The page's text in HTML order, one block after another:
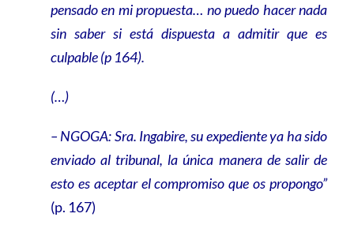
pensado en mi propuesta… no puedo hacer nada
sin saber si está dispuesta a admitir que es
culpable (p 164).
(…)
– NGOGA: Sra. Ingabire, su expediente ya ha sido
enviado al tribunal, la única manera de salir de
esto es aceptar el compromiso que os propongo”
(p. 167)